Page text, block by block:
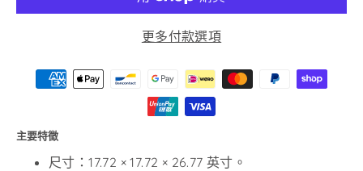
更多付款選項
主要特徵
尺寸：17.72 × 17.72 × 26.77 英寸。